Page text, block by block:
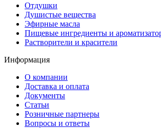
Отдушки
Душистые вещества
Эфирные масла
Пищевые ингредиенты и
Растворители и красители
Информация
О компании
Доставка и оплата
Документы
Статьи
Розничные партнеры
Вопросы и ответы